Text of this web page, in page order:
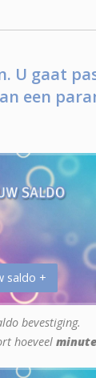
U gaat
een
saldo +
bevestiging.
hoeveel